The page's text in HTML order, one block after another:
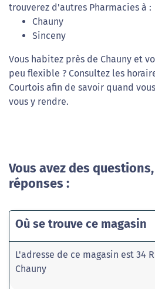
trouverez d'autres Pharmacies à :
Chauny
Sinceny
Vous habitez près de Chauny et
peu flexible ? Consultez les
Courtois afin de savoir quand
vous y rendre.
Vous avez des
réponses :
Où se trouve ce magasin
L'adresse de ce magasin est 34
Chauny